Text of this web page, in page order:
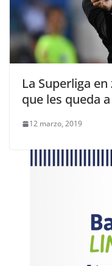
La Superliga
que les queda
12 marzo, 2019